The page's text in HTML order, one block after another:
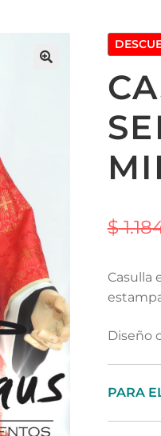
$
Casulla
Diseño
PARA